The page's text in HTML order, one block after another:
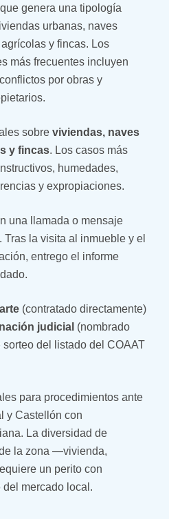
genera una tipología
urbanas, naves
y fincas. Los
más frecuentes incluyen
por obras y
sobre viviendas, naves
y fincas. Los casos más
humedades,
y expropiaciones.
una llamada o mensaje
la visita al inmueble y el
entrego el informe
(contratado directamente)
judicial (nombrado
del listado del COAAT
para procedimientos ante
y Castellón con
La diversidad de
la zona —vivienda,
un perito con
mercado local.